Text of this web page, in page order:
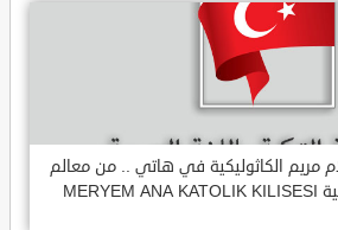
مريم الكاثوليكية في هاتي .. من معالم
المدينة التاريخية والدينية MERYEM ANA KATOLIK KILISESI